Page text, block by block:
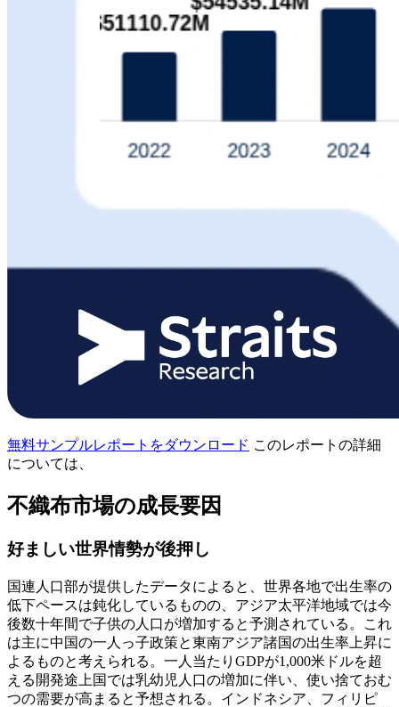
無料サンプルレポートをダウンロード このレポートの詳細
については、
不織布市場の成長要因
好ましい世界情勢が後押し
国連人口部が提供したデータによると、世界各地で出生率の
低下ペースは鈍化しているものの、アジア太平洋地域では今
後数十年間で子供の人口が増加すると予測されている。これ
は主に中国の一人っ子政策と東南アジア諸国の出生率上昇に
よるものと考えられる。一人当たりGDPが1,000米ドルを超
える開発途上国では乳幼児人口の増加に伴い、使い捨ておむ
つの需要が高まると予想される。インドネシア、フィリピ